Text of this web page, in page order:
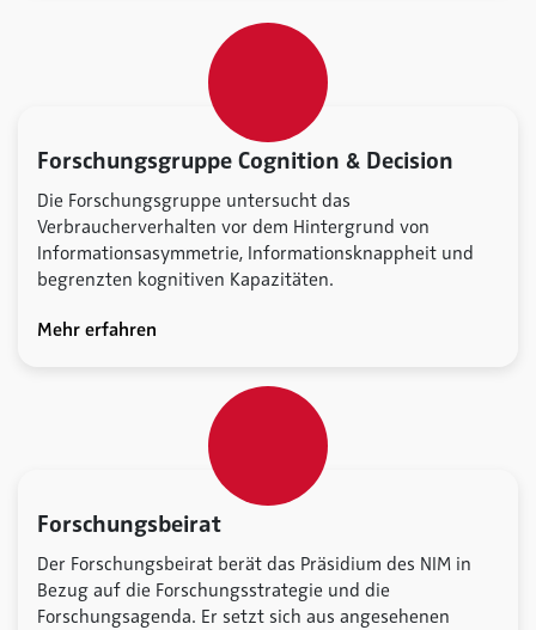
Forschungsgruppe Cognition & Decision
Die Forschungsgruppe untersucht das
Verbraucherverhalten vor dem Hintergrund von
Informationsasymmetrie, Informationsknappheit und
begrenzten kognitiven Kapazitäten.
Mehr erfahren
Forschungsbeirat
Der Forschungsbeirat berät das Präsidium des NIM in
Bezug auf die Forschungsstrategie und die
Forschungsagenda. Er setzt sich aus angesehenen